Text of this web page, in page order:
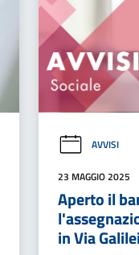
AVVISI
23 MAGGIO 2025
Aperto il
in Via Galilei